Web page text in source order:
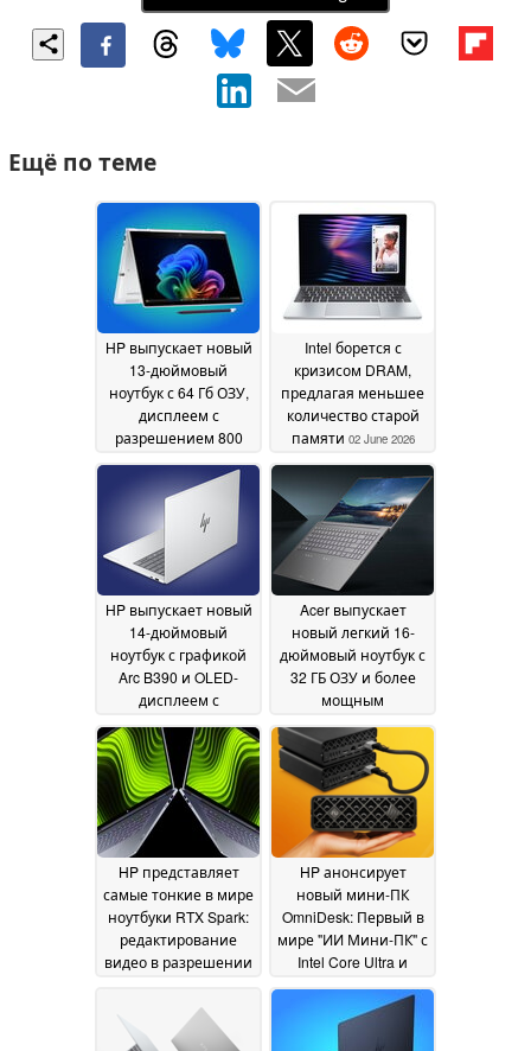
Ещё по теме
HP выпускает новый
13-дюймовый
ноутбук с 64 Гб ОЗУ,
дисплеем с
разрешением 800
подключения к
сотовой сети
04 June
Intel борется с
кризисом DRAM,
предлагая меньшее
количество старой
памяти 02 June 2026
HP выпускает новый
14-дюймовый
ноутбук с графикой
Arc B390 и OLED-
дисплеем с
нит02 June 2026
Acer выпускает
новый легкий 16-
дюймовый ноутбук с
32 ГБ ОЗУ и более
мощным
Panther Lake02 June
2026
HP представляет
самые тонкие в мире
ноутбуки RTX Spark:
редактирование
видео в разрешении
батарея на весь
день
01 June 2026
HP анонсирует
новый мини-ПК
OmniDesk: Первый в
мире "ИИ Мини-ПК" с
Intel Core Ultra и
01
June 2026